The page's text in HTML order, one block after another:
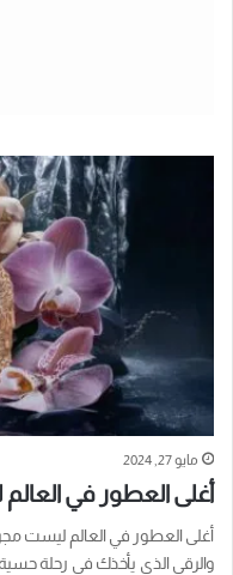
مايو 27, 2024
أغلى العطور في العالم
أغلى العطور في العالم ليست
والرقي الذي يأخذك في رحلة